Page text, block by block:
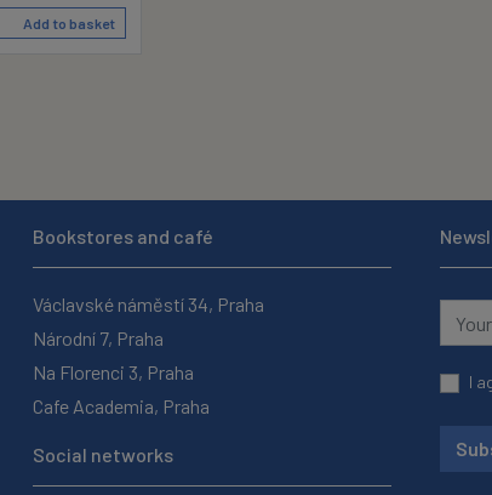
Add to basket
Bookstores and café
Václavské náměstí 34, Praha
Národní 7, Praha
Na Florenci 3, Praha
Cafe Academia, Praha
Social networks
I